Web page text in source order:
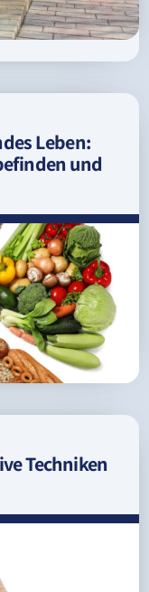
Leben:
und
Techniken